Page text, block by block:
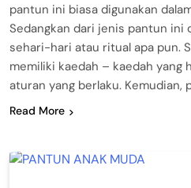
pantun ini biasa digunakan
Sedangkan dari jenis pantun ini
sehari-hari atau ritual apa pun.
memiliki kaedah – kaedah
aturan yang berlaku. Kemudian,
Read More